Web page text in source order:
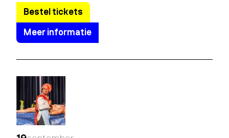
Bestel tickets
Meer informatie